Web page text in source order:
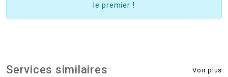
le premier !
Services similaires Voir plus